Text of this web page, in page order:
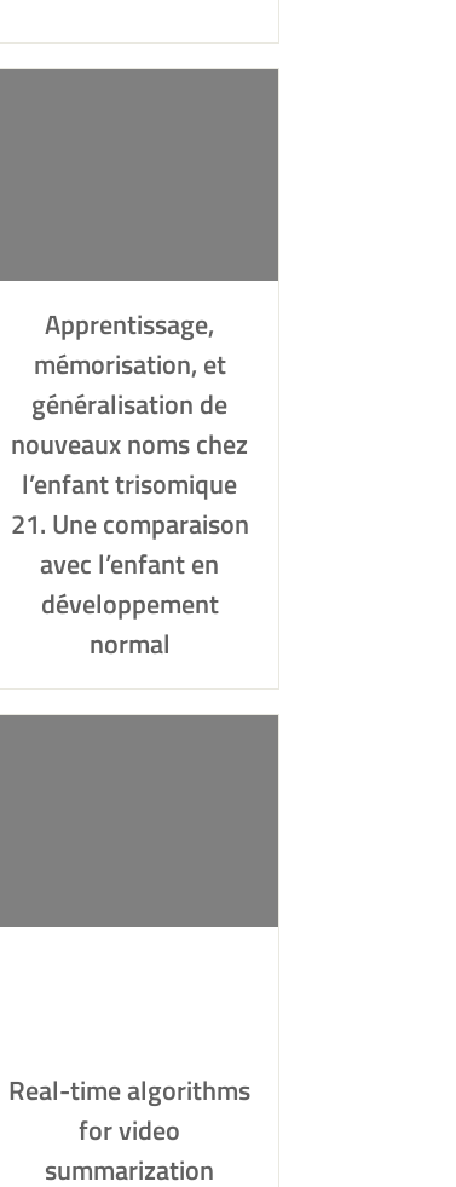
Apprentissage,
mémorisation, et
généralisation de
nouveaux noms chez
l’enfant trisomique
21. Une comparaison
avec l’enfant en
développement
normal
Real-time algorithms
for video
summarization